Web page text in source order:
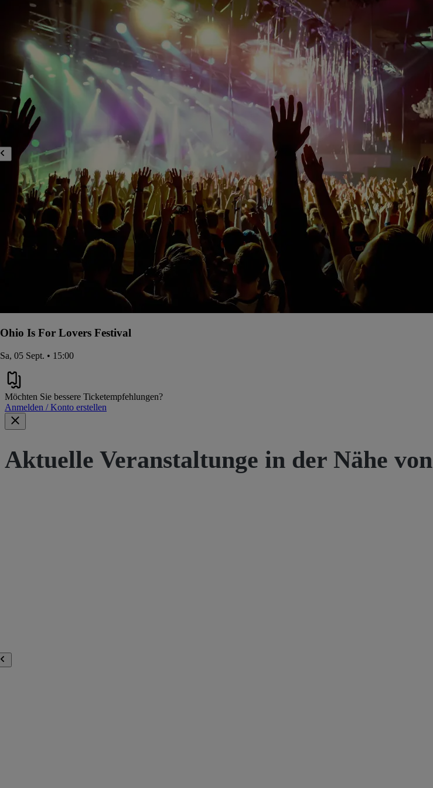
Ohio Is For Lovers Festival
Sa, 05 Sept. • 15:00
Möchten Sie bessere Ticketempfehlungen?
Anmelden / Konto erstellen
Aktuelle Veranstaltunge in der Nähe von